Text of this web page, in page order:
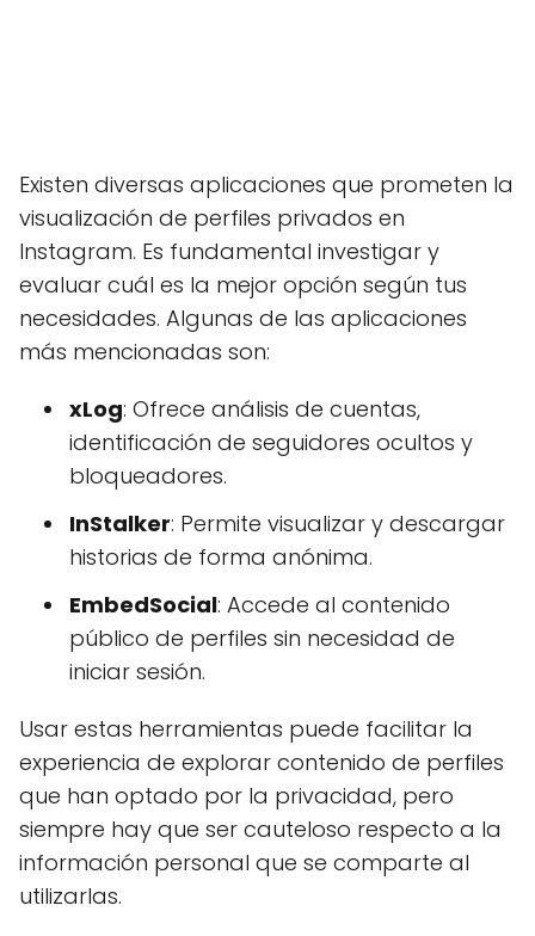
Existen diversas aplicaciones que prometen la
visualización de perfiles privados en
Instagram. Es fundamental investigar y
evaluar cuál es la mejor opción según tus
necesidades. Algunas de las aplicaciones
más mencionadas son:
xLog: Ofrece análisis de cuentas,
identificación de seguidores ocultos y
bloqueadores.
InStalker: Permite visualizar y descargar
historias de forma anónima.
EmbedSocial: Accede al contenido
público de perfiles sin necesidad de
iniciar sesión.
Usar estas herramientas puede facilitar la
experiencia de explorar contenido de perfiles
que han optado por la privacidad, pero
siempre hay que ser cauteloso respecto a la
información personal que se comparte al
utilizarlas.